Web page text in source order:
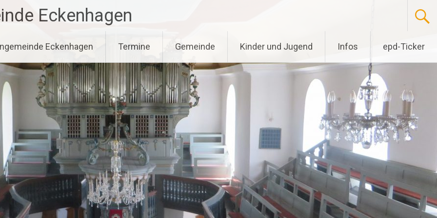
Eckenhagen
Eckenhagen Termine Gemeinde Kinder und Jugend Infos epd-Ticker